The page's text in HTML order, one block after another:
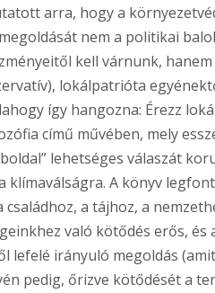
arra, hogy a
nem a politikai
kell várnunk,
lokálpatrióta
így hangozna: Érezz
című művében, mely
lehetséges válaszát
A könyv
a tájhoz, a
való kötődés erős, és
lefelé irányuló megoldás
pedig, őrizve kötődését a